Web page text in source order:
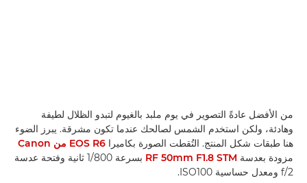
من الأفضل عادةً التصوير في يوم ملبد بالغيوم لتبدو الظلال لطيفة
وهادئة، ولكن استخدم الشمس لصالحك عندما تكون مشرقة. يبرز الضوء
هنا طبقات شكل المنتج. التُقطت الصورة بكاميرا EOS R6 من Canon
مزودة بعدسة RF 50mm F1.8 STM
بسرعة 1/800 ثانية وفتحة عدسة
f/2 ومعدل حساسية ISO100.